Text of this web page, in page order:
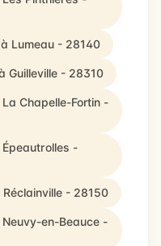
Lumeau - 28140
Guilleville - 28310
Chapelle-Fortin -
-
- 28150
en-Beauce -